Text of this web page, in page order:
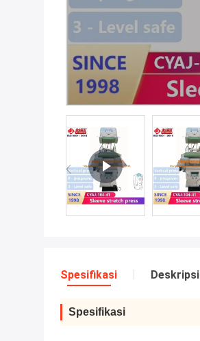
Spesifikasi Deskripsi
Spesifikasi